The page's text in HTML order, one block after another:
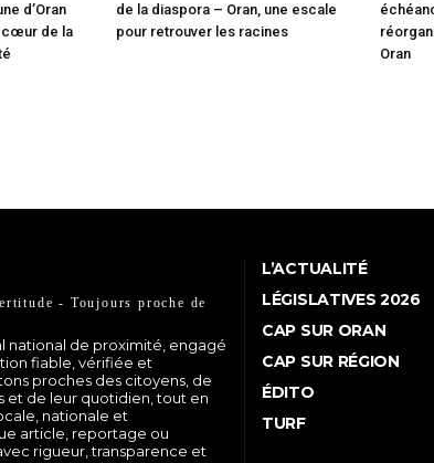
d’Oran
cœur de la
de la diaspora – Oran, une escale
pour retrouver les racines
Oran
- Toujours proche de
national de proximité, engagé
fiable, vérifiée et
proches des citoyens, de
et de leur quotidien, tout en
nationale et
article, reportage ou
rigueur, transparence et
L’ACTUALITÉ
LÉGISLATIVES 2026
CAP SUR ORAN
CAP SUR RÉGION
ÉDITO
TURF